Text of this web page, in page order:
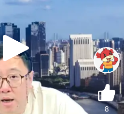
Play
Video
8